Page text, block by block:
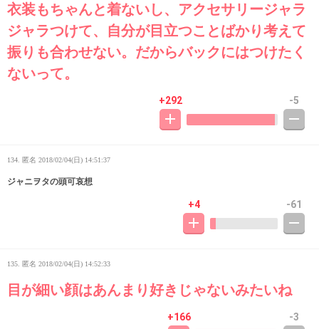
衣装もちゃんと着ないし、アクセサリージャラ
ジャラつけて、自分が目立つことばかり考えて
振りも合わせない。だからバックにはつけたく
ないって。
+292 -5
134. 匿名 2018/02/04(日) 14:51:37
ジャニヲタの頭可哀想
+4 -61
135. 匿名 2018/02/04(日) 14:52:33
目が細い顔はあんまり好きじゃないみたいね
+166 -3